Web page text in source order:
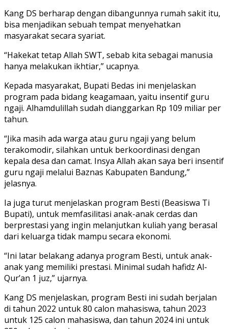
Kang DS berharap dengan dibangunnya rumah sakit itu,
bisa menjadikan sebuah tempat menyehatkan
masyarakat secara syariat.
“Hakekat tetap Allah SWT, sebab kita sebagai manusia
hanya melakukan ikhtiar,” ucapnya.
Kepada masyarakat, Bupati Bedas ini menjelaskan
program pada bidang keagamaan, yaitu insentif guru
ngaji. Alhamdulillah sudah dianggarkan Rp 109 miliar per
tahun.
“Jika masih ada warga atau guru ngaji yang belum
terakomodir, silahkan untuk berkoordinasi dengan
kepala desa dan camat. Insya Allah akan saya beri insentif
guru ngaji melalui Baznas Kabupaten Bandung,”
jelasnya.
Ia juga turut menjelaskan program Besti (Beasiswa Ti
Bupati), untuk memfasilitasi anak-anak cerdas dan
berprestasi yang ingin melanjutkan kuliah yang berasal
dari keluarga tidak mampu secara ekonomi.
“Ini latar belakang adanya program Besti, untuk anak-
anak yang memiliki prestasi. Minimal sudah hafidz Al-
Qur’an 1 juz,” ujarnya.
Kang DS menjelaskan, program Besti ini sudah berjalan
di tahun 2022 untuk 80 calon mahasiswa, tahun 2023
untuk 125 calon mahasiswa, dan tahun 2024 ini untuk